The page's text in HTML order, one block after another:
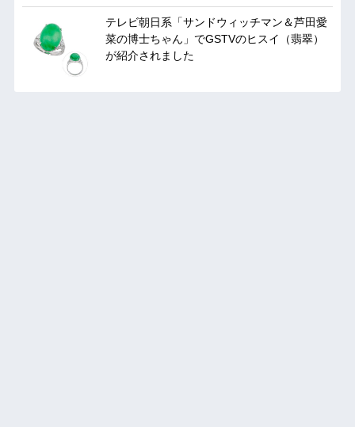
テレビ朝日系「サンドウィッチマン＆芦田愛
菜の博士ちゃん」でGSTVのヒスイ（翡翠）
が紹介されました